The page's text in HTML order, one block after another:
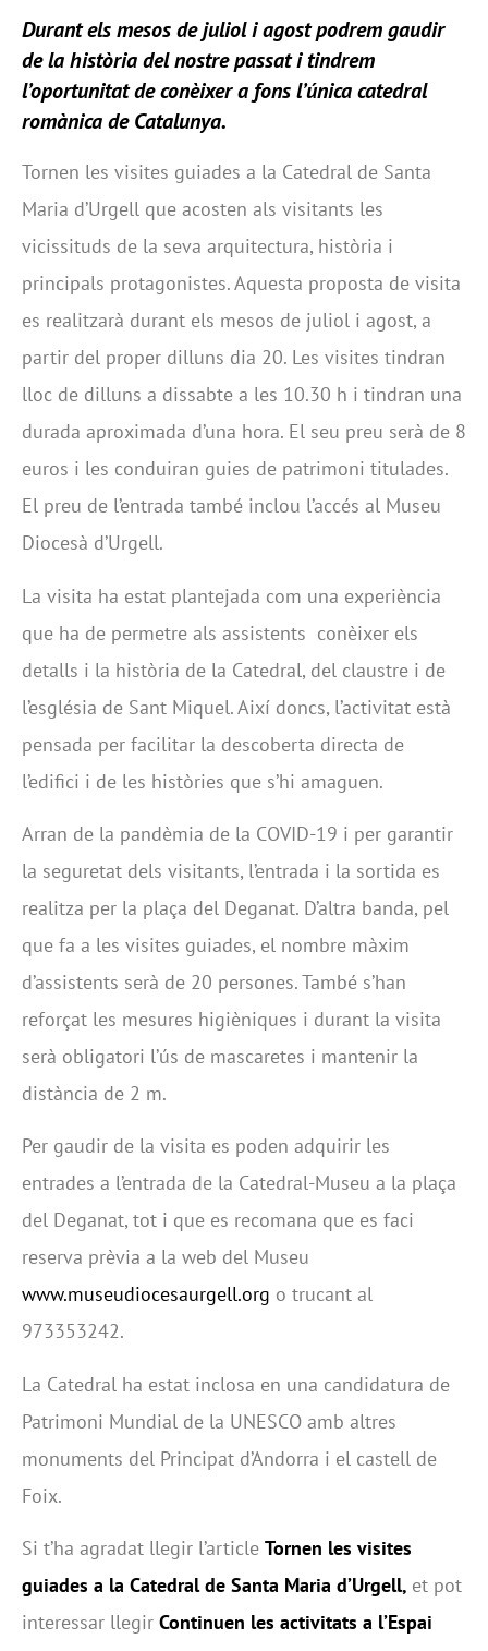
Durant els mesos de juliol i agost podrem gaudir
de la història del nostre passat i tindrem
l’oportunitat de conèixer a fons l’única catedral
romànica de Catalunya.
Tornen les visites guiades a la Catedral de Santa
Maria d’Urgell que acosten als visitants les
vicissituds de la seva arquitectura, història i
principals protagonistes. Aquesta proposta de visita
es realitzarà durant els mesos de juliol i agost, a
partir del proper dilluns dia 20. Les visites tindran
lloc de dilluns a dissabte a les 10.30 h i tindran una
durada aproximada d’una hora. El seu preu serà de 8
euros i les conduiran guies de patrimoni titulades.
El preu de l’entrada també inclou l’accés al Museu
Diocesà d’Urgell.
La visita ha estat plantejada com una experiència
que ha de permetre als assistents conèixer els
detalls i la història de la Catedral, del claustre i de
l’església de Sant Miquel. Així doncs, l’activitat està
pensada per facilitar la descoberta directa de
l’edifici i de les històries que s’hi amaguen.
Arran de la pandèmia de la COVID-19 i per garantir
la seguretat dels visitants, l’entrada i la sortida es
realitza per la plaça del Deganat. D’altra banda, pel
que fa a les visites guiades, el nombre màxim
d’assistents serà de 20 persones. També s’han
reforçat les mesures higièniques i durant la visita
serà obligatori l’ús de mascaretes i mantenir la
distància de 2 m.
Per gaudir de la visita es poden adquirir les
entrades a l’entrada de la Catedral-Museu a la plaça
del Deganat, tot i que es recomana que es faci
reserva prèvia a la web del Museu
www.museudiocesaurgell.org o trucant al
973353242.
La Catedral ha estat inclosa en una candidatura de
Patrimoni Mundial de la UNESCO amb altres
monuments del Principat d’Andorra i el castell de
Foix.
Si t’ha agradat llegir l’article Tornen les visites
guiades a la Catedral de Santa Maria d’Urgell, et pot
interessar llegir Continuen les activitats a l’Espai